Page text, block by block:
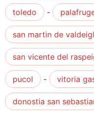
toledo -
san martin de
san vicente del
pucol - vitoria
donostia san